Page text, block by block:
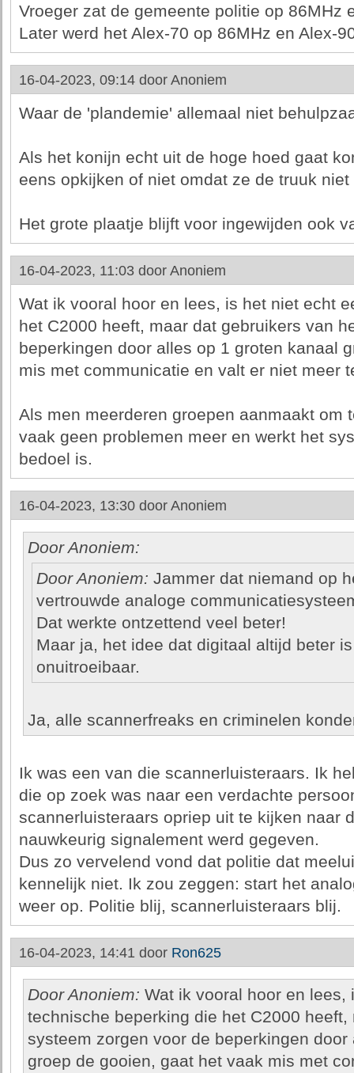
Vroeger zat de gemeente politie op 86MHz
Later werd het Alex-70 op 86MHz en Alex-
16-04-2023, 09:14 door Anoniem
Waar de 'plandemie' allemaal niet
Als het konijn echt uit de hoge hoed gaat
eens opkijken of niet omdat ze de truuk
Het grote plaatje blijft voor ingewijden ook
16-04-2023, 11:03 door Anoniem
Wat ik vooral hoor en lees, is het niet echt
het C2000 heeft, maar dat gebruikers van
beperkingen door alles op 1 groten kanaal
mis met communicatie en valt er niet meer
Als men meerderen groepen aanmaakt om
vaak geen problemen meer en werkt het
bedoel is.
16-04-2023, 13:30 door Anoniem
Door Anoniem:
Door Anoniem: Jammer dat niemand op
vertrouwde analoge
Dat werkte ontzettend veel beter!
Maar ja, het idee dat digitaal altijd beter
onuitroeibaar.
Ja, alle scannerfreaks en criminelen
Ik was een van die scannerluisteraars. Ik
die op zoek was naar een verdachte
scannerluisteraars opriep uit te kijken naar
nauwkeurig signalement werd gegeven.
Dus zo vervelend vond dat politie dat
kennelijk niet. Ik zou zeggen: start het
weer op. Politie blij, scannerluisteraars blij.
16-04-2023, 14:41 door Ron625
Door Anoniem: Wat ik vooral hoor en lees,
technische beperking die het C2000
systeem zorgen voor de beperkingen
groep de gooien, gaat het vaak mis met